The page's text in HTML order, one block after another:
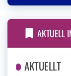
AKTUELL
AKTUELLT